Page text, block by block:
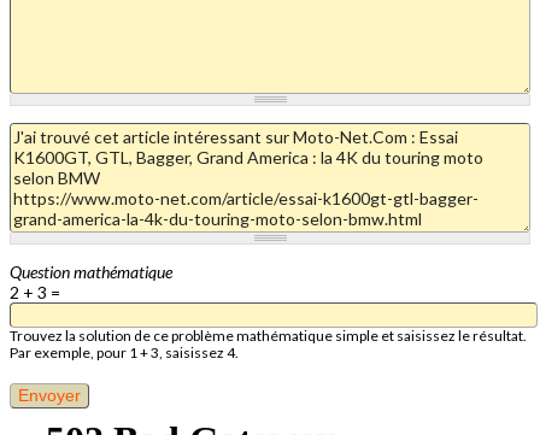
Question mathématique
2 + 3 =
Trouvez la solution de ce problème mathématique simple et saisissez le résultat.
Par exemple, pour 1 + 3, saisissez 4.